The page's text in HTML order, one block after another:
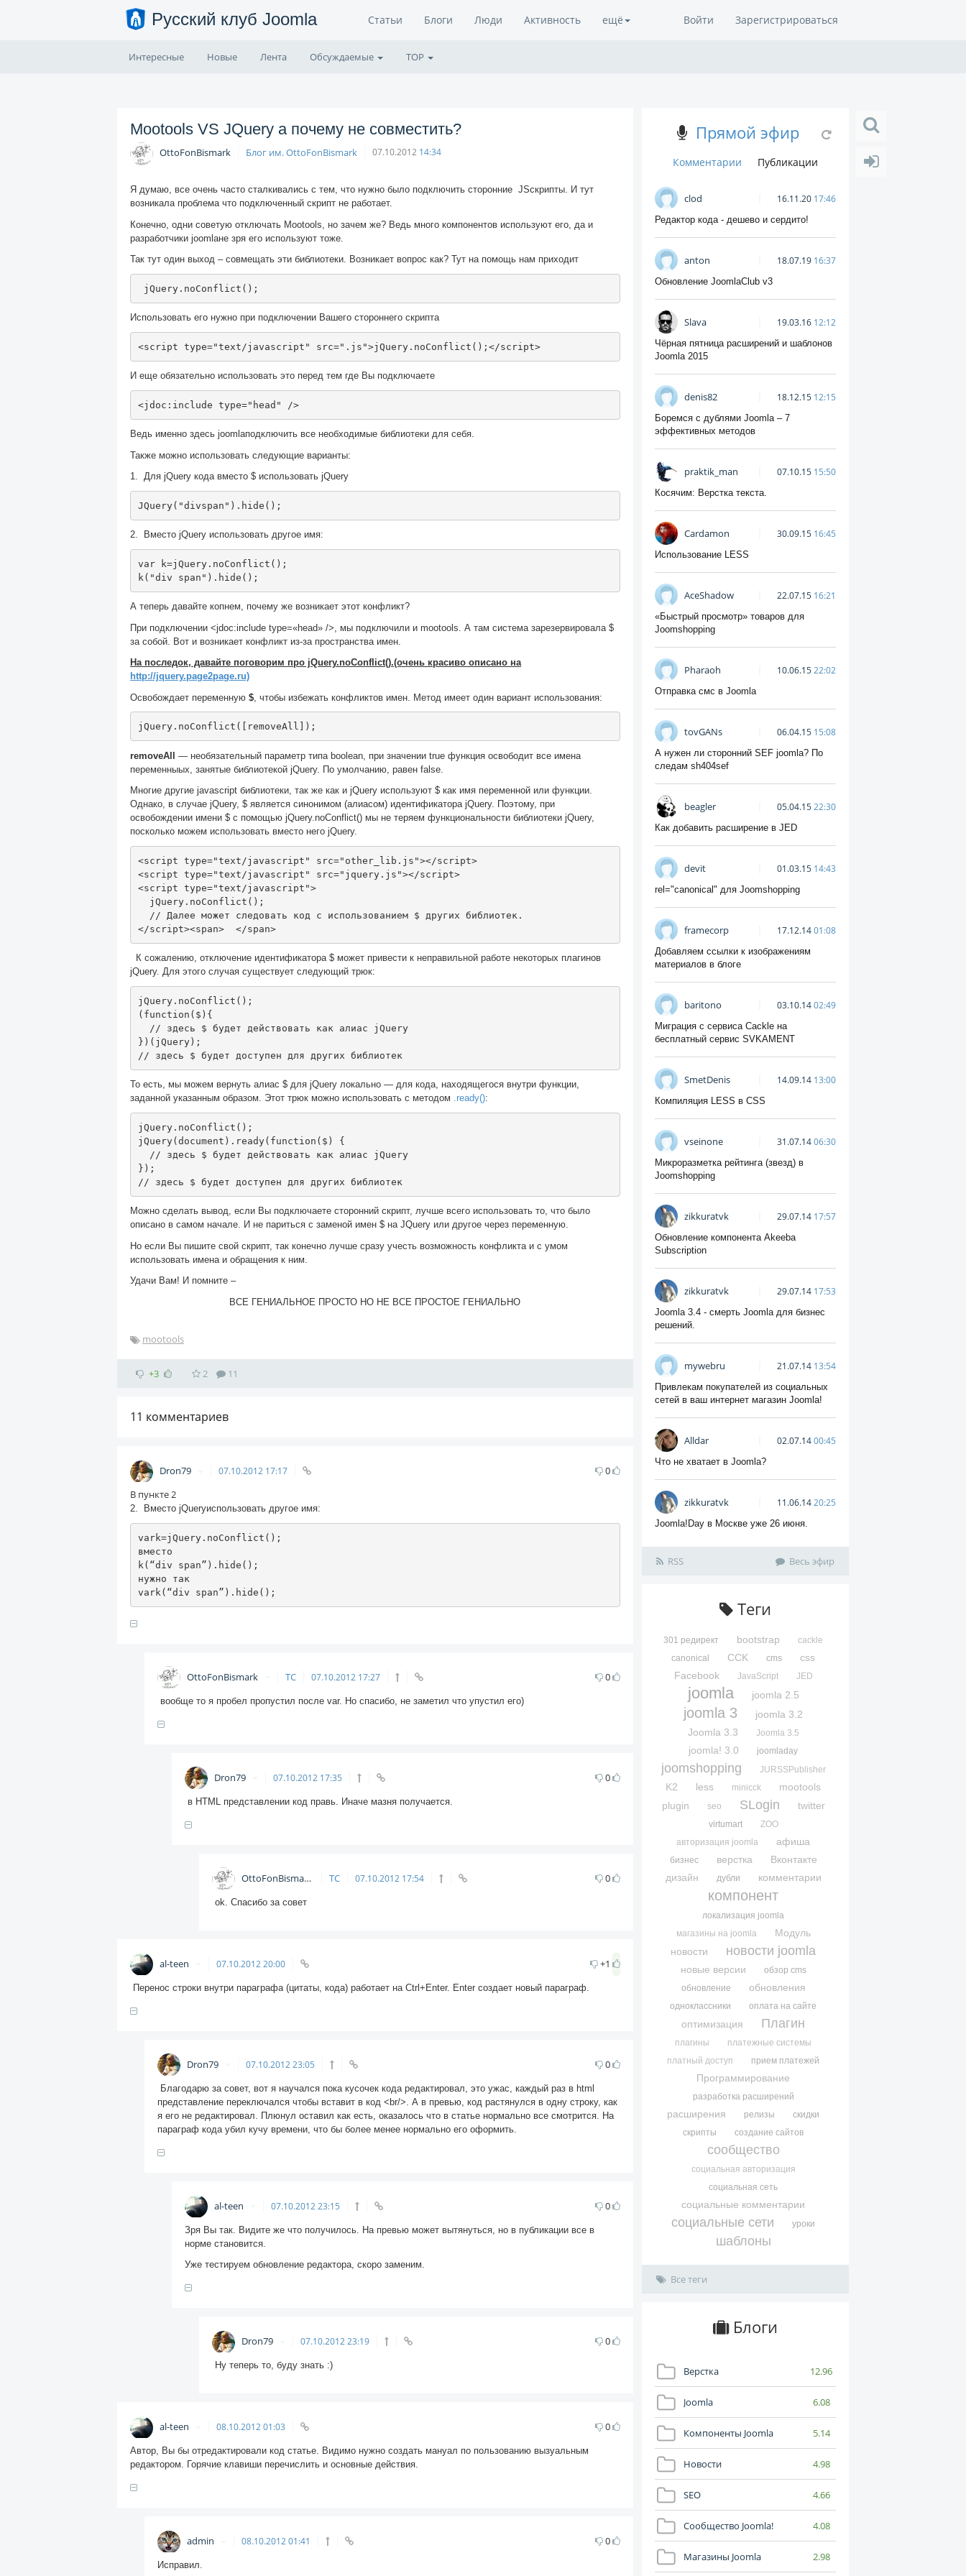
Русский клуб Joomla Статьи Блоги Люди Активность ещё Войти Зарегистрироваться
Интересные Новые Лента Обсуждаемые TOP
Mootools VS JQuery а почему не совместить?
OttoFonBismark Блог им. OttoFonBismark 07.10.2012 14:34
Я думаю, все очень часто сталкивались с тем, что нужно было подключить сторонние JSскрипты. И тут
возникала проблема что подключенный скрипт не работает.
Конечно, одни советую отключать Mootools, но зачем же? Ведь много компонентов используют его, да и
разработчики joomlaне зря его используют тоже.
Так тут один выход – совмещать эти библиотеки. Возникает вопрос как? Тут на помощь нам приходит
jQuery . noConflict ();
Использовать его нужно при подключении Вашего стороннего скрипта
<script type="text/javascript" src=".js">jQuery . noConflict (); </script>
И еще обязательно использовать это перед тем где Вы подключаете
<jdoc:include type="head" />
Ведь именно здесь joomlaподключить все необходимые библиотеки для себя.
Также можно использовать следующие варианты:
1. Для jQuery кода вместо $ использовать jQuery
JQuery( "divspan" ). hide ();
2. Вместо jQuery использовать другое имя:
var k=jQuery . noConflict ();
k ( "div span" ). hide ();
А теперь давайте копнем, почему же возникает этот конфликт?
При подключении <jdoc:include type=«head» />, мы подключили и mootools. А там система зарезервировала $
за собой. Вот и возникает конфликт из-за пространства имен.
На последок, давайте поговорим про jQuery.noConflict().(очень красиво описано на
http://jquery.page2page.ru)
Освобождает переменную $ , чтобы избежать конфликтов имен. Метод имеет один вариант использования:
jQuery . noConflict ([ removeAll ]);
removeAll — необязательный параметр типа boolean, при значении true функция освободит все имена
переменныых, занятые библиотекой jQuery. По умолчанию, равен false.
Многие другие javascript библиотеки, так же как и jQuery используют $ как имя переменной или функции.
Однако, в случае jQuery, $ является синонимом (алиасом) идентификатора jQuery. Поэтому, при
освобождении имени $ с помощью jQuery.noConflict() мы не теряем функциональности библиотеки jQuery,
посколько можем использовать вместо него jQuery.
<script type="text/javascript" src="other_lib.js"></script>
<script type="text/javascript" src="jquery.js"></script>
<script type="text/javascript">
jQuery . noConflict ();
// Далее может следовать код с использованием $ других библиотек.
</script><span>
</span>
К сожалению, отключение идентификатора $ может привести к неправильной работе некоторых плагинов
jQuery. Для этого случая существует следующий трюк:
jQuery . noConflict ();
( function ( $ ){
// здесь $ будет действовать как алиас jQuery
})( jQuery);
// здесь $ будет доступен для других библиотек
То есть, мы можем вернуть алиас $ для jQuery локально — для кода, находящегося внутри функции,
заданной указанным образом. Этот трюк можно использовать с методом .ready():
jQuery . noConflict ();
jQuery(document ). ready( function ( $ )
{
// здесь $ будет действовать как алиас jQuery
});
// здесь $ будет доступен для других библиотек
Можно сделать вывод, если Вы подключаете сторонний скрипт, лучше всего использовать то, что было
описано в самом начале. И не париться с заменой имен $ на JQuery или другое через переменную.
Но если Вы пишите свой скрипт, так конечно лучше сразу учесть возможность конфликта и с умом
использовать имена и обращения к ним.
Удачи Вам! И помните –
ВСЕ ГЕНИАЛЬНОЕ ПРОСТО НО НЕ ВСЕ ПРОСТОЕ ГЕНИАЛЬНО
mootools
+3 2 11
11 комментариев
Dron79 07.10.2012 17:17
0
В пункте 2
2. Вместо jQueryиспользовать другое имя:
vark=jQuery . noConflict ();
вместо
k (“div span”). hide ();
нужно
так
vark (“div span”). hide ();
OttoFonBismark ТС 07.10.2012 17:27 0
вообще то я пробел пропустил после var. Но спасибо, не заметил что упустил его)
Dron79 07.10.2012 17:35 0
в HTML представлении код правь. Иначе мазня получается.
OttoFonBismark ТС 07.10.2012 17:54 0
ok. Спасибо за совет
al-teen 07.10.201220:00 +1
Перенос строки внутри параграфа (цитаты, кода) работает на Ctrl+Enter. Enter создает новый параграф.
Dron79 07.10.201223:05 0
Благодарю за совет, вот я научался пока кусочек кода редактировал, это ужас, каждый раз в html
представление переключался чтобы вставит в код <br/>. А в превью, код растянулся в одну строку, как
я его не редактировал. Плюнул оставил как есть, оказалось что в статье нормально все смотрится. На
параграф кода убил кучу времени, что бы более менее нормально его оформить.
al-teen 07.10.201223:15 0
Зря Вы так. Видите же что получилось. На превью может вытянуться, но в публикации все в
норме становится.
Уже тестируем обновление редактора, скоро заменим.
Dron79 07.10.201223:19 0
Ну теперь то, буду знать :)
al-teen 08.10.201201:03 0
Автор, Вы бы отредактировали код статье. Видимо нужно создать мануал по пользованию вызуальным
редактором. Горячие клавиши перечислить и основные действия.
admin 08.10.201201:41 0
Исправил.
Прямой эфир
Комментарии Публикации
clod 16.11.20 17:46
Редактор кода - дешево и сердито!
anton 18.07.19 16:37
Обновление JoomlaClub v3
Slava 19.03.16 12:12
Чёрная пятница расширений и шаблонов
Joomla 2015
denis82 18.12.15 12:15
Боремся с дублями Joomla – 7
эффективных методов
praktik_man 07.10.15 15:50
Косячим: Верстка текста.
Cardamon 30.09.15 16:45
Использование LESS
AceShadow 22.07.15 16:21
«Быстрый просмотр» товаров для
Joomshopping
Pharaoh 10.06.1522:02
Отправка смс в Joomla
tovGANs 06.04.15 15:08
А нужен ли сторонний SEF joomla? По
следам sh404sef
beagler 05.04.1522:30
Как добавить расширение в JED
devit 01.03.15 14:43
rel="canonical" для Joomshopping
framecorp 17.12.1401:08
Добавляем ссылки к изображениям
материалов в блоге
baritono 03.10.1402:49
Миграция с сервиса Cackle на
бесплатный сервис SVKAMENT
SmetDenis 14.09.14 13:00
Компиляция LESS в CSS
vseinone 31.07.1406:30
Микроразметка рейтинга (звезд) в
Joomshopping
zikkuratvk 29.07.14 17:57
Обновление компонента Akeeba
Subscription
zikkuratvk 29.07.14 17:53
Joomla 3.4 - смерть Joomla для бизнес
решений.
mywebru 21.07.14 13:54
Привлекам покупателей из социальных
сетей в ваш интернет магазин Joomla!
Alldar 02.07.1400:45
Что не хватает в Joomla?
zikkuratvk 11.06.1420:25
Joomla!Day в Москве уже 26 июня.
RSS Весь эфир
Теги
301 редирект bootstrap
cackle
canonical
CCK cms
css
Facebook
JavaScript JED
joomla joomla 2.5
joomla 3
joomla 3.2
Joomla 3.3
Joomla 3.5
joomla! 3.0 joomladay
joomshopping JURSSPublisher
K2 less minicck
mootools
plugin
seo SLogin twitter
virtumart
ZOO
авторизация joomla
афиша
бизнес верстка
Вконтакте
дизайн
дубли комментарии
компонент
локализация joomla
магазины на joomla
Модуль
новости
новости joomla
новые версии
обзор cms
обновление
обновления
одноклассники оплата на сайте
оптимизация Плагин
плагины
платежные системы
платный доступ
прием платежей
Программирование
разработка расширений
расширения релизы
скидки
скрипты
создание сайтов
сообщество
социальная авторизация
социальная сеть
социальные комментарии
социальные сети уроки
шаблоны
Все теги
Блоги
Верстка 12.96
Joomla 6.08
Компоненты Joomla 5.14
Новости 4.98
SEO 4.66
Сообщество Joomla! 4.08
Магазины Joomla 2.98